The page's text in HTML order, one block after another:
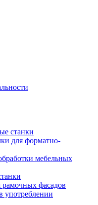
станки
для форматно-
мебельных
рамочных фасадов
употреблении